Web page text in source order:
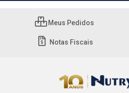
Meus Pedidos
Notas Fiscais